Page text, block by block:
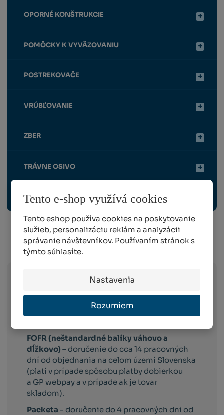
Tento e-shop využívá cookies
Tento eshop používa cookies na poskytovanie
služieb, personalizáciu reklám a analyzácii
správanie návštevníkov. Používaním stránok s
týmto súhlasíte.
Nastavenia
Rozumiem
OPORNÉ KONŠTRUKCIE
POMÔCKY K VYVÄZOVANIU
POSTREKOVAČE
VRÚBĽOVANIE
ZBER
TRÁVNE OSIVO
OCHRANNÉ PRACOVNÉ POMÔCKY
Info o preprave:
území Slovenska (platí v prípade spôsobu
FOFR (neštandardné balíky váhovo a
dĺžkovo) – doručenie do cca 14 pracovných
dní od objednania na celom území Slovenska
(platí v prípade spôsobu platby dobierkou
a GP webpay a v prípade ak je tovar
skladom).
Packeta - doručenie do 4 pracovných dni od